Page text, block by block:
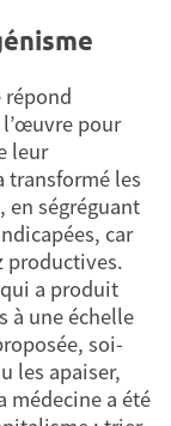
répond
pour
leur
transformé les
en ségréguant
car
productives.
a produit
à une échelle
soi-
les apaiser,
médecine a été